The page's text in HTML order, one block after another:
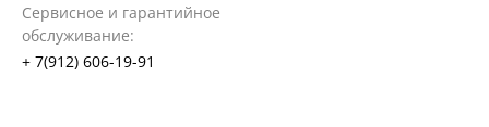
Сервисное и гарантийное
обслуживание:
+ 7(912) 606-19-91